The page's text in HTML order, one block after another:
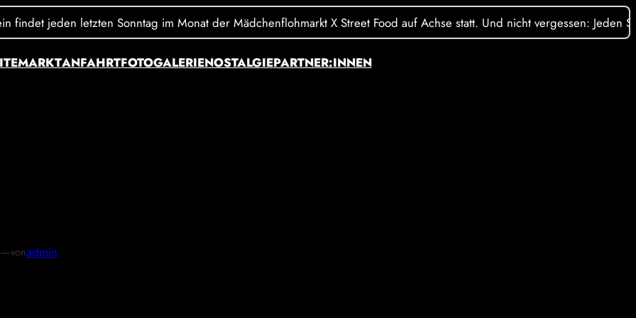
jeden letzten Sonntag im Monat der Mädchenflohmarkt X Street Food auf Achse statt. Und nicht vergessen: Jeden
MARKTANFAHRTFOTOGALERIENOSTALGIEPARTNER:INNEN
—vonadmin